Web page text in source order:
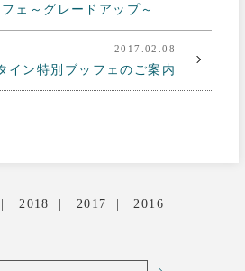
ェ～グレードアップ～
2017.02.08
イン特別ブッフェのご案内
2018 2017 2016